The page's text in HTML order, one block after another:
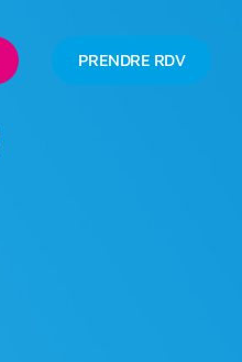
PRENDRE RDV